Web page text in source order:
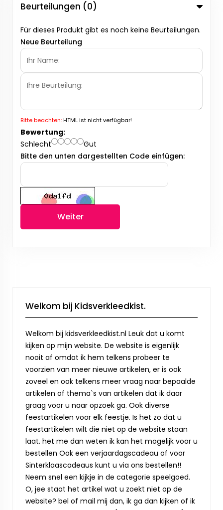
Beurteilungen (0)
Für dieses Produkt gibt es noch keine Beurteilungen.
Neue Beurteilung
Bitte beachten:HTML ist nicht verfügbar!
Bewertung:
Schlecht
Gut
Bitte den unten dargestellten Code einfügen:
Weiter
Welkom bij Kidsverkleedkist.
Welkom bij kidsverkleedkist.nl Leuk dat u komt
kijken op mijn website. De website is eigenlijk
nooit af omdat ik hem telkens probeer te
voorzien van meer nieuwe artikelen, er is ook
zoveel en ook telkens meer vraag naar bepaalde
artikelen of thema`s van artikelen dat ik daar
graag voor u naar opzoek ga. Ook diverse
feestartikelen voor elk feestje. Is het zo dat u
feestartikelen wilt die niet op de website staan
laat. het me dan weten ik kan het mogelijk voor u
bestellen Ook een verjaardagscadeau of voor
Sinterklaascadeaus kunt u via ons bestellen!!
Neem snel een kijkje in de categorie speelgoed.
O, jee staat het artikel wat u zoekt niet op de
website? bel of mail mij dan, ik ga dan kijken of ik